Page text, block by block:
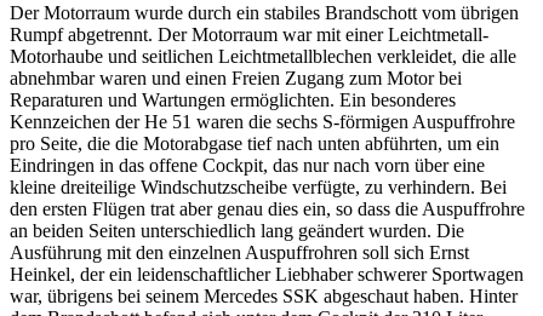
Der Motorraum wurde durch ein stabiles Brandschott vom übrigen
Rumpf abgetrennt. Der Motorraum war mit einer Leichtmetall-
Motorhaube und seitlichen Leichtmetallblechen verkleidet, die alle
abnehmbar waren und einen Freien Zugang zum Motor bei
Reparaturen und Wartungen ermöglichten. Ein besonderes
Kennzeichen der He 51 waren die sechs S-förmigen Auspuffrohre
pro Seite, die die Motorabgase tief nach unten abführten, um ein
Eindringen in das offene Cockpit, das nur nach vorn über eine
kleine dreiteilige Windschutzscheibe verfügte, zu verhindern. Bei
den ersten Flügen trat aber genau dies ein, so dass die Auspuffrohre
an beiden Seiten unterschiedlich lang geändert wurden. Die
Ausführung mit den einzelnen Auspuffrohren soll sich Ernst
Heinkel, der ein leidenschaftlicher Liebhaber schwerer Sportwagen
war, übrigens bei seinem Mercedes SSK abgeschaut haben. Hinter